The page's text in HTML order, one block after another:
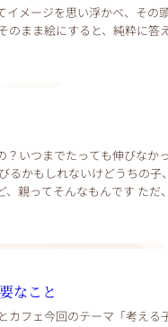
メージを思い浮かべ、その
のまま絵にすると、純粋に答
いつまでたっても伸びなか
るかもしれないけどうちの子
親ってそんなもんです ただ
なこと
カフェ今回のテーマ「考える